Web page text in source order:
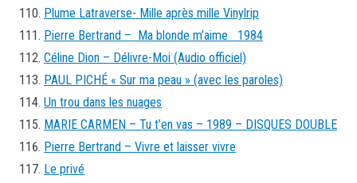
Plume Latraverse- Mille après mille Vinylrip
Pierre Bertrand – Ma blonde m’aime 1984
Céline Dion – Délivre-Moi (Audio officiel)
PAUL PICHÉ « Sur ma peau » (avec les paroles)
Un trou dans les nuages
MARIE CARMEN – Tu t’en vas – 1989 – DISQUES DOUBLE
Pierre Bertrand – Vivre et laisser vivre
Le privé